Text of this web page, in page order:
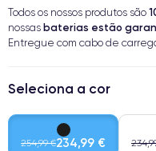
Todos os nossos produtos são
nossas baterias estão
Entregue com cabo de
Seleciona a cor
254,99 €234,99 €